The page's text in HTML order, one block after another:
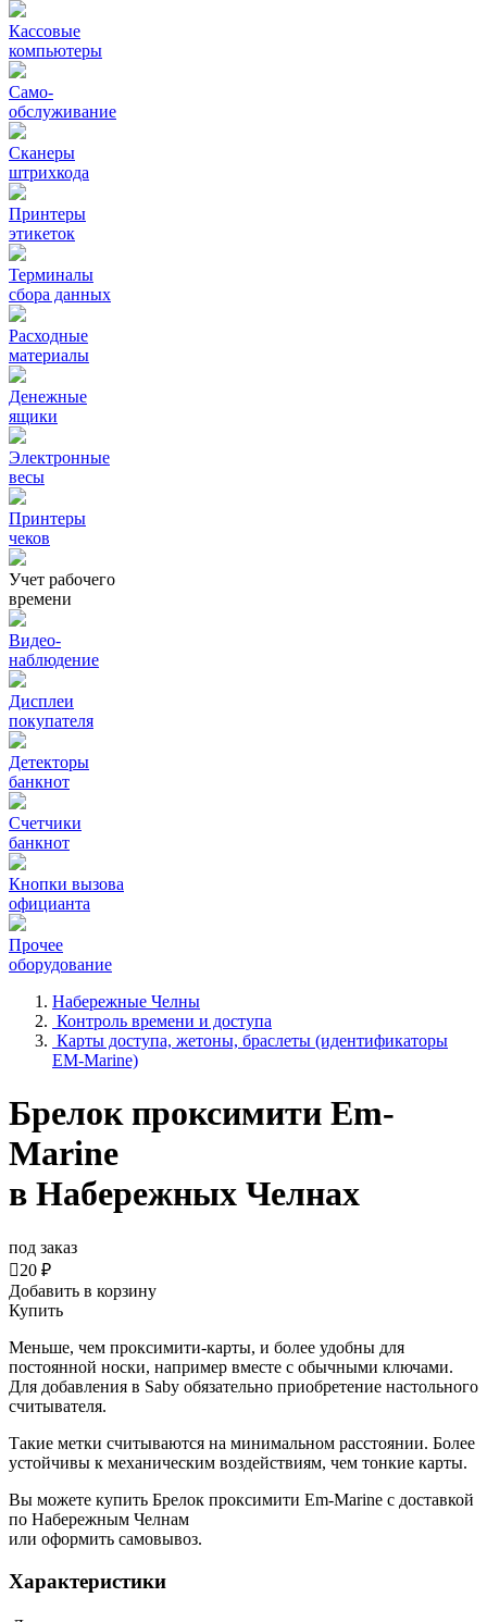
Кассовые
компьютеры
Само-
обслуживание
Сканеры
штрихкода
Принтеры
этикеток
Терминалы
сбора данных
Расходные
материалы
Денежные
ящики
Электронные
весы
Принтеры
чеков
Учет рабочего
времени
Видео‑
наблюдение
Дисплеи
покупателя
Детекторы
банкнот
Счетчики
банкнот
Кнопки вызова
официанта
Прочее
оборудование
Набережные Челны
Контроль времени и доступа
Карты доступа, жетоны, браслеты (идентификаторы
EM-Marine)
Брелок проксимити Em-
Marine
в Набережных Челнах
под заказ
20 ₽
Добавить в корзину
Купить
Меньше, чем проксимити-карты, и более удобны для
постоянной носки, например вместе с обычными ключами.
Для добавления в Saby обязательно приобретение настольного
считывателя.
Такие метки считываются на минимальном расстоянии. Более
устойчивы к механическим воздействиям, чем тонкие карты.
Вы можете купить Брелок проксимити Em-Marine с доставкой
по Набережным Челнам
или оформить самовывоз.
Характеристики